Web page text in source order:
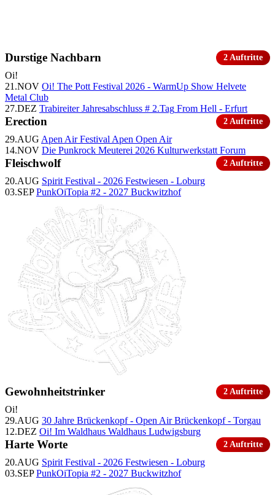
Durstige Nachbarn 2 Auftritte
Oi!
21.NOV Oi! The Pott Festival 2026 - WarmUp Show Helvete
Metal Club
27.DEZ Trabireiter Jahresabschluss # 2.Tag From Hell - Erfurt
Erection 2 Auftritte
29.AUG Apen Air Festival Apen Open Air
14.NOV Die Punkrock Meuterei 2026 Kulturwerkstatt Forum
Fleischwolf 2 Auftritte
20.AUG Spirit Festival - 2026 Festwiesen - Loburg
03.SEP PunkOiTopia #2 - 2027 Buckwitzhof
Gewohnheitstrinker 2 Auftritte
Oi!
29.AUG 30 Jahre Brückenkopf - Open Air Brückenkopf - Torgau
12.DEZ Oi! Im Waldhaus Waldhaus Ludwigsburg
Harte Worte 2 Auftritte
20.AUG Spirit Festival - 2026 Festwiesen - Loburg
03.SEP PunkOiTopia #2 - 2027 Buckwitzhof